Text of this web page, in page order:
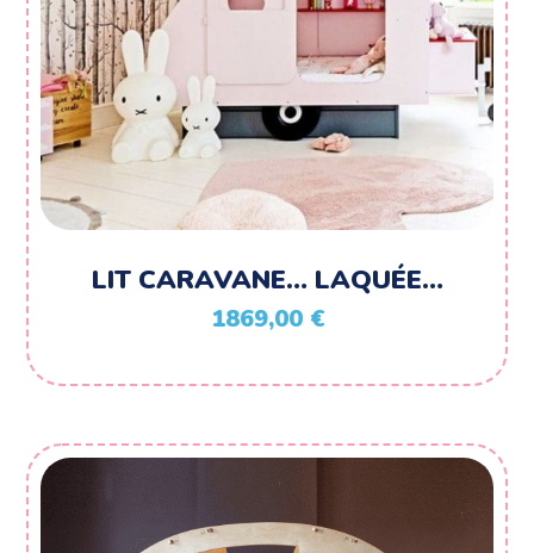
LIT CARAVANE… LAQUÉE…
1869,00 €